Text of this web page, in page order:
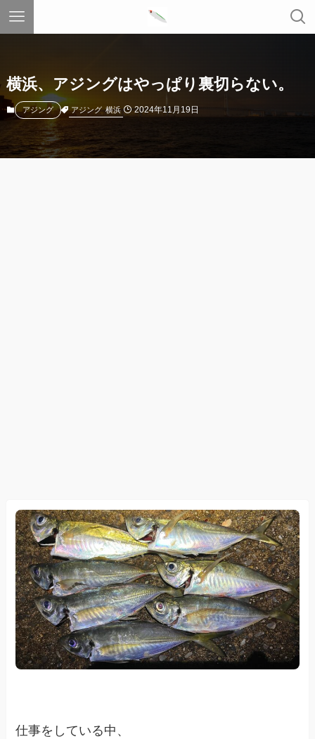
横浜、アジングはやっぱり裏切らない。
アジング アジング 横浜 2024年11月19日
仕事をしている中、